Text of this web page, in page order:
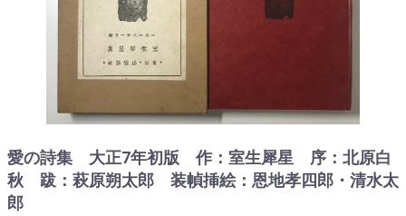
愛の詩集 大正7年初版 作：室生犀星 序：北原白
秋 跋：萩原朔太郎 装幀挿絵：恩地孝四郎・清水太
郎